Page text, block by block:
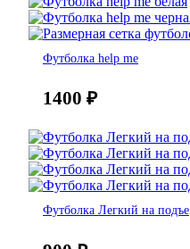
Футболка help me
1400 ₽
Футболка Легкий на подъе